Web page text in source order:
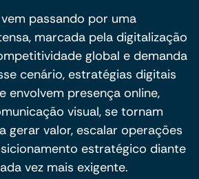
passando por uma
marcada pela digitalização
global e demanda
cenário, estratégias digitais
envolvem presença online,
visual, se tornam
gerar valor, escalar operações
estratégico diante
vez mais exigente.